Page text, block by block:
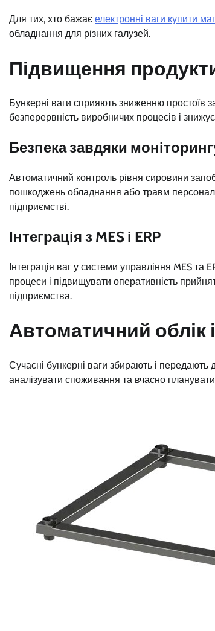
Для тих, хто бажає електронні ваги купити
обладнання для різних галузей.
Підвищення
Бункерні ваги сприяють зниженню простоїв
безперервність виробничих процесів і
Безпека завдяки
Автоматичний контроль рівня сировини
пошкоджень обладнання або травм
підприємстві.
Інтеграція з MES і ERP
Інтеграція ваг у системи управління MES
процеси і підвищувати оперативність
підприємства.
Автоматичний облік і
Сучасні бункерні ваги збирають і
аналізувати споживання та вчасно